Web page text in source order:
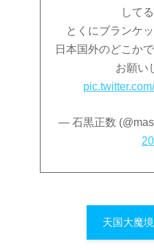
して
とくにブランケ
日本国外のどこか
お願い
— 石黒正数
天国大魔